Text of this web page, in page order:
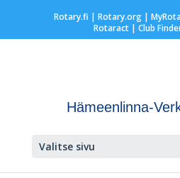
Rotary.fi | Rotary.org|
Rotaract| Club
Hämeenlinna-
Valitse sivu